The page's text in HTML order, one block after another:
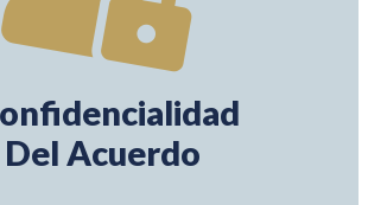
Del Acuerdo